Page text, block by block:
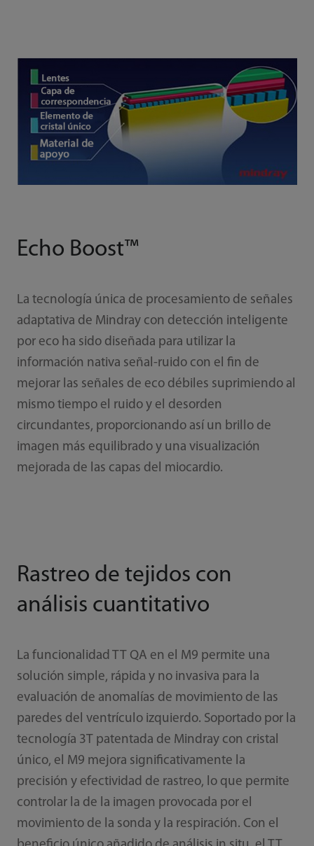
Echo Boost™
La tecnología única de procesamiento de señales
adaptativa de Mindray con detección inteligente
por eco ha sido diseñada para utilizar la
información nativa señal-ruido con el fin de
mejorar las señales de eco débiles suprimiendo al
mismo tiempo el ruido y el desorden
circundantes, proporcionando así un brillo de
imagen más equilibrado y una visualización
mejorada de las capas del miocardio.
Rastreo de tejidos con
análisis cuantitativo
La funcionalidad TT QA en el M9 permite una
solución simple, rápida y no invasiva para la
evaluación de anomalías de movimiento de las
paredes del ventrículo izquierdo. Soportado por la
tecnología 3T patentada de Mindray con cristal
único, el M9 mejora significativamente la
precisión y efectividad de rastreo, lo que permite
controlar la de la imagen provocada por el
movimiento de la sonda y la respiración. Con el